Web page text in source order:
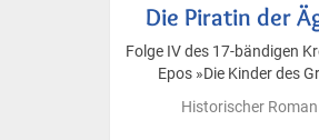
Die Piratin der
Folge IV des 17-bändigen
Epos »Die Kinder des
Historischer Roman